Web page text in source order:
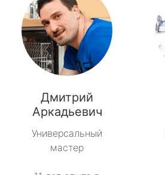
Дмитрий
Аркадьевич
Универсальный
мастер